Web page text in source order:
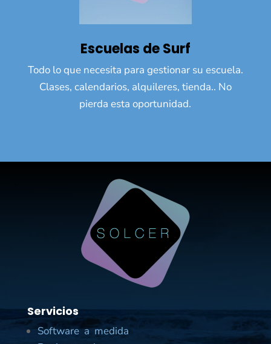
Escuelas de Surf
Todo lo que necesita para gestionar su escuela.
Clases, calendarios, alquileres, tienda.. No
pierda esta oportunidad.
Servicios
Software a medida